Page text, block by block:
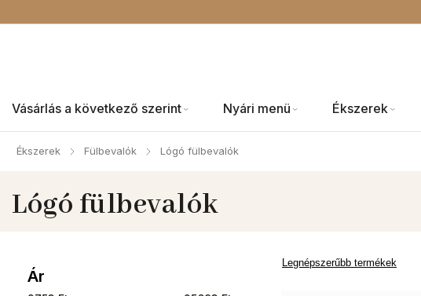
Vásárlás a következő szerint Nyári menü Ékszerek
Ékszerek / Fülbevalók / Lógó fülbevalók
Lógó fülbevalók
Ár
Legnépszerűbb termékek